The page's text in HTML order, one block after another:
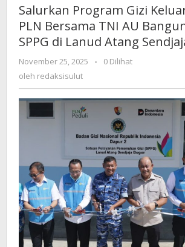
Keluarga
Sehat,
PLN
TNI
Bangun
Dapur
SPPG
Lanud
Atang
Sendjaja
Salurkan Program Gizi
PLN Bersama TNI AU
SPPG di Lanud Atang
November 25, 2025
oleh
-
0 Dilihat
oleh redaksisulut